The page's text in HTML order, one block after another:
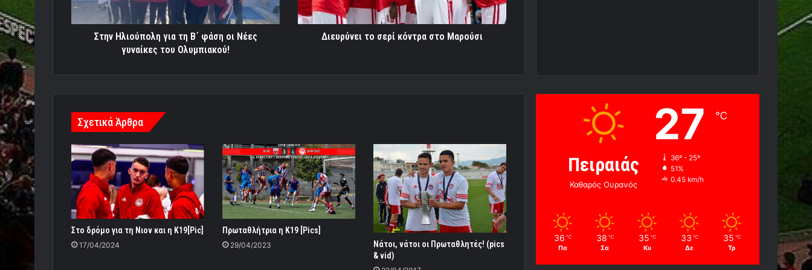
Νέες
γυναίκες
Στην Ηλιούπολη για τη Β΄ φάση οι Νέες
γυναίκες του Ολυμπιακού!
Διευρύνει το σερί κόντρα στο Μαρούσι
Σχετικά Άρθρα
Στο δρόμο για τη Νιον και η Κ19[Pic]
17/04/2024
Πρωταθλήτρια η Κ19 [Pics]
29/04/2023
Νάτοι, νάτοι οι Πρωταθλητές! (pics
& vid)
Πειραιάς
Καθαρός Ουρανός
27 ℃
36º - 25º
51%
0.45 km/h
36 ℃
Πα
38 ℃
Σα
35 ℃
Κυ
33 ℃
Δε
35 ℃
Τρ